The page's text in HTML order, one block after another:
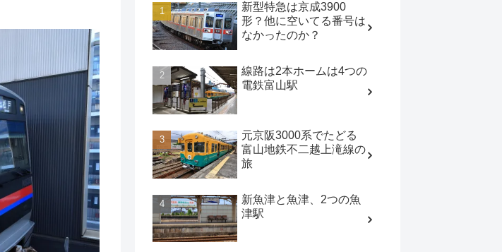
新型特急は京成3900
形？他に空いてる番号は
なかったのか？
線路は2本ホームは4つの
電鉄富山駅
元京阪3000系でたどる
富山地鉄不二越上滝線の
旅
新魚津と魚津、2つの魚
津駅